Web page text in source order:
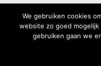
We gebruiken cookies
website zo goed
gebruiken gaan we